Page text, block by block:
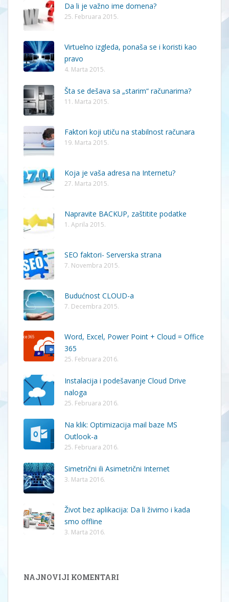
Da li je važno ime domena?
25. Februara 2015.
Virtuelno izgleda, ponaša se i koristi kao
pravo
4. Marta 2015.
Šta se dešava sa „starim“ računarima?
11. Marta 2015.
Faktori koji utiču na stabilnost računara
19. Marta 2015.
Koja je vaša adresa na Internetu?
27. Marta 2015.
Napravite BACKUP, zaštitite podatke
1. Aprila 2015.
SEO faktori- Serverska strana
7. Novembra 2015.
Budućnost CLOUD-a
7. Decembra 2015.
Word, Excel, Power Point + Cloud = Office
365
25. Februara 2016.
Instalacija i podešavanje Cloud Drive
naloga
25. Februara 2016.
Na klik: Optimizacija mail baze MS
Outlook-a
25. Februara 2016.
Simetrični ili Asimetrični Internet
3. Marta 2016.
Život bez aplikacija: Da li živimo i kada
smo offline
3. Marta 2016.
NAJNOVIJI KOMENTARI